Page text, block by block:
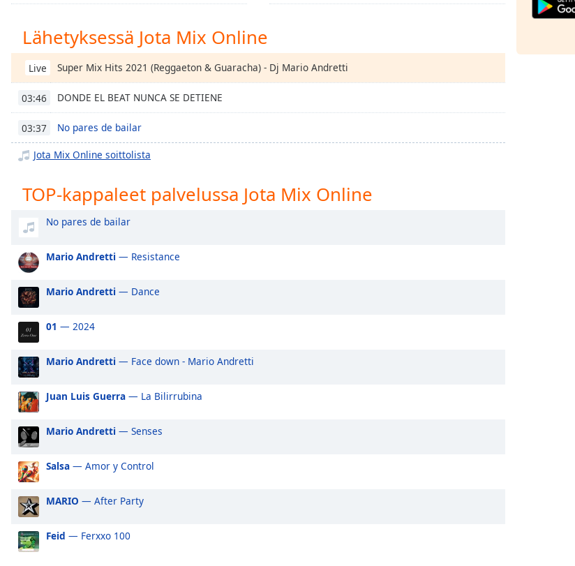
Chapters
Descriptions
descriptions
off,
selected
Subtitles
settings,
subtitles
dialog
subtitles
off
selected
Audio
Track
Picture-
in-
Fullscreen
modal
window.
Beginning
dialog
Lähetyksessä Jota Mix Online
Live Super Mix Hits 2021 (Reggaeton & Guaracha) - Dj Mario Andretti
03:46 DONDE EL BEAT NUNCA SE DETIENE
03:37 No pares de bailar
Jota Mix Online soittolista
TOP-kappaleet palvelussa Jota Mix Online
No pares de bailar
Mario Andretti — Resistance
Mario Andretti — Dance
01 — 2024
Mario Andretti — Face down - Mario Andretti
Juan Luis Guerra — La Bilirrubina
Mario Andretti — Senses
Salsa — Amor y Control
MARIO — After Party
Feid — Ferxxo 100